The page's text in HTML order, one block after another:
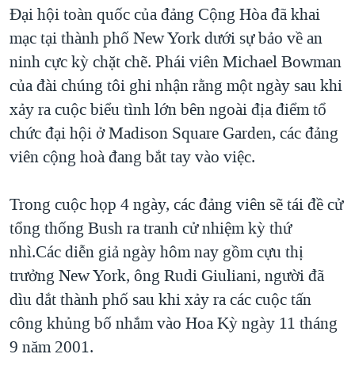
hướng
chính
Đi
tới
"Tìm"
MỤC
TỰ DO BÁO CHÍ
VẠCH TRẦN TIN GIẢ
NGƯỜI VIỆT HẢI NGOẠI
ĐỜI SỐNG
KINH TẾ
SỨC KHOẺ
VĂN HOÁ
THỂ THAO
GIÁO DỤC
CHUYÊN ĐỀ
CHIẾN TRANH THƯƠNG MẠI CỦA MỸ: QUÁ KHỨ VÀ HIỆN
TẠI
HÀNH TRÌNH BẦU CỬ 2024
MỘT NĂM CHIẾN TRANH TẠI DẢI GAZA
NGÀY TỊ NẠN THẾ GIỚI
TRỊNH VĨNH BÌNH - NGƯỜI HẠ 'BÊN THẮNG CUỘC'
GROUND ZERO – XƯA VÀ NAY
CHI PHÍ CHIẾN TRANH AFGHANISTAN
CÁC GIÁ TRỊ CỘNG HÒA Ở VIỆT NAM
THƯỢNG ĐỈNH TRUMP-KIM TẠI VIỆT NAM
HỌC TIẾNG ANH
VIDEO
NGHE
Ngôn ngữ khác
Ðại hội toàn quốc của đảng Cộng Hòa đã khai
mạc tại thành phố New York dưới sự bảo về an
ninh cực kỳ chặt chẽ. Phái viên Michael Bowman
của đài chúng tôi ghi nhận rằng một ngày sau khi
xảy ra cuộc biểu tình lớn bên ngoài địa điểm tổ
chức đại hội ở Madison Square Garden, các đảng
viên cộng hoà đang bắt tay vào việc.
Trong cuộc họp 4 ngày, các đảng viên sẽ tái đề cử
tổng thống Bush ra tranh cử nhiệm kỳ thứ
nhì.Các diễn giả ngày hôm nay gồm cựu thị
trưởng New York, ông Rudi Giuliani, người đã
dìu dắt thành phố sau khi xảy ra các cuộc tấn
công khủng bố nhắm vào Hoa Kỳ ngày 11 tháng
9 năm 2001.